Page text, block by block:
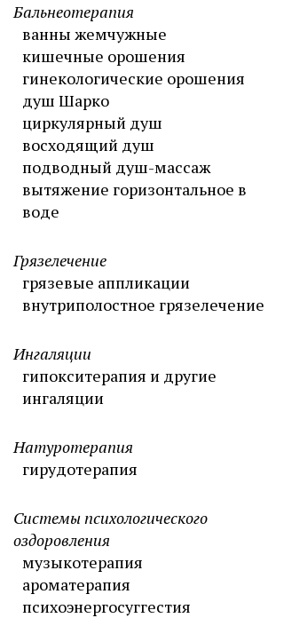
Бальнеотерапия
ванны жемчужные
кишечные орошения
гинекологические орошения
душ Шарко
циркулярный душ
восходящий душ
подводный душ-массаж
вытяжение горизонтальное в
воде
Грязелечение
грязевые аппликации
внутриполостное грязелечение
Ингаляции
гипокситерапия и другие
ингаляции
Натуротерапия
гирудотерапия
Системы психологического
оздоровления
музыкотерапия
ароматерапия
психоэнергосуггестия